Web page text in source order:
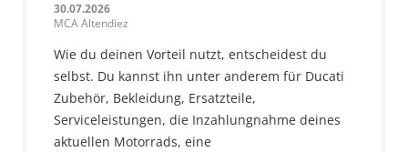
30.07.2026
MCA Altendiez
Wie du deinen Vorteil nutzt, entscheidest du
selbst. Du kannst ihn unter anderem für Ducati
Zubehör, Bekleidung, Ersatzteile,
Serviceleistungen, die Inzahlungnahme deines
aktuellen Motorrads, eine